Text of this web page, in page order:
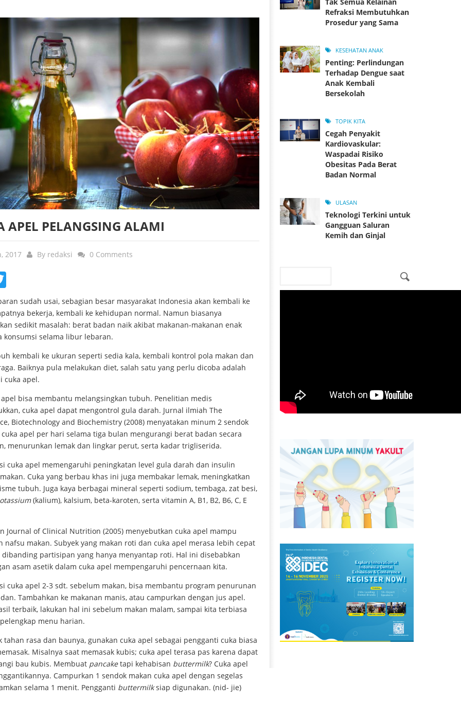
APEL PELANGSING ALAMI
2017 By redaksi 0 Comments
sudah usai, sebagian besar masyarakat Indonesia akan kembali ke
bekerja, kembali ke kehidupan normal. Namun biasanya
sedikit masalah: berat badan naik akibat makanan-makanan enak
konsumsi selama libur lebaran.
kembali ke ukuran seperti sedia kala, kembali kontrol pola makan dan
Baiknya pula melakukan diet, salah satu yang perlu dicoba adalah
cuka apel.
apel bisa membantu melangsingkan tubuh. Penelitian medis
cuka apel dapat mengontrol gula darah. Jurnal ilmiah The
Biotechnology and Biochemistry (2008) menyatakan minum 2 sendok
apel per hari selama tiga bulan mengurangi berat badan secara
menurunkan lemak dan lingkar perut, serta kadar trigliserida.
cuka apel memengaruhi peningkatan level gula darah dan insulin
Cuka yang berbau khas ini juga membakar lemak, meningkatkan
tubuh. Juga kaya berbagai mineral seperti sodium, tembaga, zat besi,
(kalium), kalsium, beta-karoten, serta vitamin A, B1, B2, B6, C, E
Journal of Clinical Nutrition (2005) menyebutkan cuka apel mampu
nafsu makan. Subyek yang makan roti dan cuka apel merasa lebih cepat
dibanding partisipan yang hanya menyantap roti. Hal ini disebabkan
asam asetik dalam cuka apel mempengaruhi pencernaan kita.
cuka apel 2-3 sdt. sebelum makan, bisa membantu program penurunan
Tambahkan ke makanan manis, atau campurkan dengan jus apel.
terbaik, lakukan hal ini sebelum makan malam, sampai kita terbiasa
menu harian.
tahan rasa dan baunya, gunakan cuka apel sebagai pengganti cuka biasa
Misalnya saat memasak kubis; cuka apel terasa pas karena dapat
bau kubis. Membuat pancaketapi kehabisan buttermilk? Cuka apel
Campurkan 1 sendok makan cuka apel dengan segelas
selama 1 menit. Pengganti buttermilksiap digunakan. (nid- jie)
Refraksi Membutuhkan
Prosedur yang Sama
KESEHATAN ANAK
Penting: Perlindungan
Terhadap Dengue saat
Anak Kembali
Bersekolah
TOPIK KITA
Cegah Penyakit
Kardiovaskular:
Waspadai Risiko
Obesitas Pada Berat
Badan Normal
ULASAN
Teknologi Terkini untuk
Gangguan Saluran
Kemih dan Ginjal